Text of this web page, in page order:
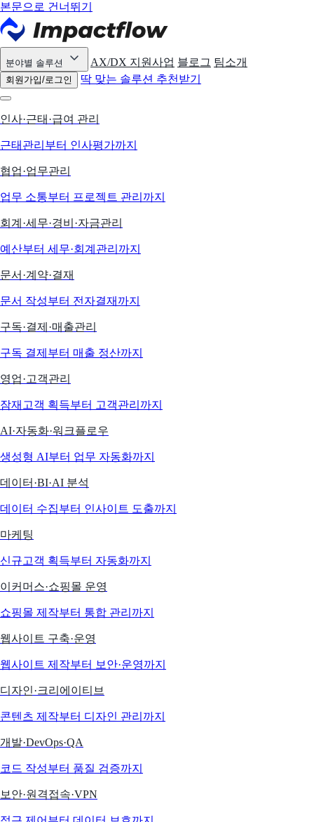
본문으로 건너뛰기
분야별 솔루션 AX/DX 지원사업 블로그 팀소개
회원가입/로그인 딱 맞는 솔루션 추천받기
인사·근태·급여 관리
근태관리부터 인사평가까지
협업·업무관리
업무 소통부터 프로젝트 관리까지
회계·세무·경비·자금관리
예산부터 세무·회계관리까지
문서·계약·결재
문서 작성부터 전자결재까지
구독·결제·매출관리
구독 결제부터 매출 정산까지
영업·고객관리
잠재고객 획득부터 고객관리까지
AI·자동화·워크플로우
생성형 AI부터 업무 자동화까지
데이터·BI·AI 분석
데이터 수집부터 인사이트 도출까지
마케팅
신규고객 획득부터 자동화까지
이커머스·쇼핑몰 운영
쇼핑몰 제작부터 통합 관리까지
웹사이트 구축·운영
웹사이트 제작부터 보안·운영까지
디자인·크리에이티브
콘텐츠 제작부터 디자인 관리까지
개발·DevOps·QA
코드 작성부터 품질 검증까지
보안·원격접속·VPN